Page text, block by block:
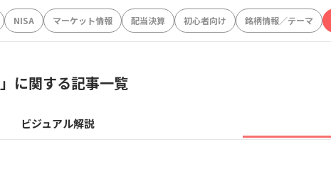
NISA マーケット情報 配当決算 初心者向け 銘柄情報／テーマ
」に関する記事一覧
ビジュアル解説